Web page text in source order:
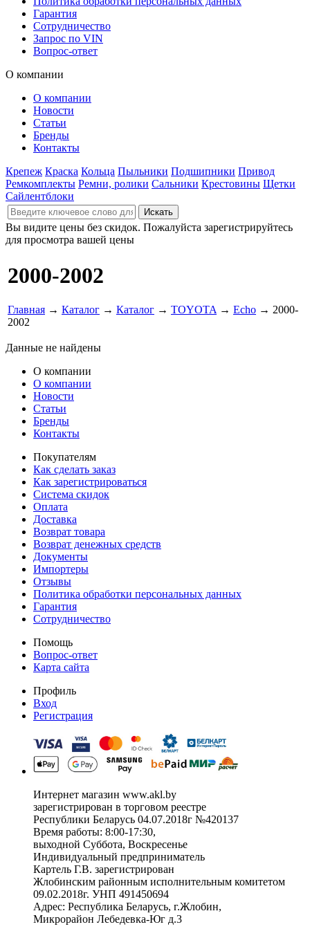
Гарантия
Сотрудничество
Запрос по VIN
Вопрос-ответ
О компании
О компании
Новости
Статьи
Бренды
Контакты
Крепеж Краска Кольца Пыльники Подшипники Привод
Ремкомплекты Ремни, ролики Сальники Крестовины Щетки
Сайлентблоки
Вы видите цены без скидок. Пожалуйста зарегистрируйтесь
для просмотра вашей цены
2000-2002
Главная → Каталог → Каталог → TOYOTA → Echo → 2000-
2002
Данные не найдены
О компании
О компании
Новости
Статьи
Бренды
Контакты
Покупателям
Как сделать заказ
Как зарегистрироваться
Система скидок
Оплата
Доставка
Возврат товара
Возврат денежных средств
Документы
Импортеры
Отзывы
Политика обработки персональных данных
Гарантия
Сотрудничество
Помощь
Вопрос-ответ
Карта сайта
Профиль
Вход
Регистрация
Интернет магазин www.akl.by
зарегистрирован в торговом реестре
Республики Беларусь 04.07.2018г №420137
Время работы: 8:00-17:30,
выходной Суббота, Воскресенье
Индивидуальный предприниматель
Картель Г.В. зарегистрирован
Жлобинским районным исполнительным комитетом
09.02.2018г. УНП 491450694
Адрес: Республика Беларусь, г.Жлобин,
Микрорайон Лебедевка-Юг д.3